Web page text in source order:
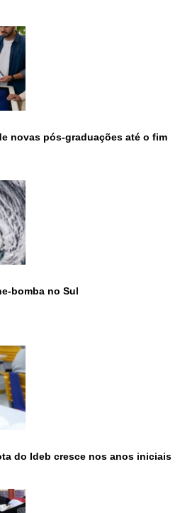
novas pós-graduações até o fim
bomba no Sul
do Ideb cresce nos anos iniciais